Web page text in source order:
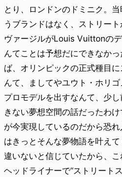
とり、ロンドンのドミニク。
うブランドはなく、ストリー
ヴァージルがLouis Vuittonの
んてことは予想だにできなか
ば、オリンピックの正式種目
んて、ましてやユウト・ホリ
プロモデルを出すなんて、少
きない夢想空間の話だったわ
が今実現しているのだから恐
はきっとそんな夢物語を叶え
違いないと信じていたから、
ヘッドライナーで“ストリート